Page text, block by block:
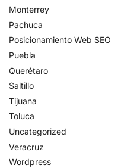
Monterrey
Pachuca
Posicionamiento Web SEO
Puebla
Querétaro
Saltillo
Tijuana
Toluca
Uncategorized
Veracruz
Wordpress